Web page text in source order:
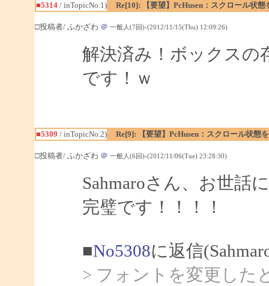
■5314/ inTopicNo.1) Re[10]: 【要望】PcHusen：スクロール状態
□投稿者/ ふかざわ ＠ 一般人(7回)-(2012/11/15(Thu) 12:09:26)
解決済み！ボックスの
です！ｗ
■5309 / inTopicNo.2) Re[9]: 【要望】PcHusen：スクロール状態
□投稿者/ ふかざわ ＠ 一般人(6回)-(2012/11/06(Tue) 23:28:30)
Sahmaroさん、お世話
完璧です！！！！
■No5308に返信
> フォントを変更した